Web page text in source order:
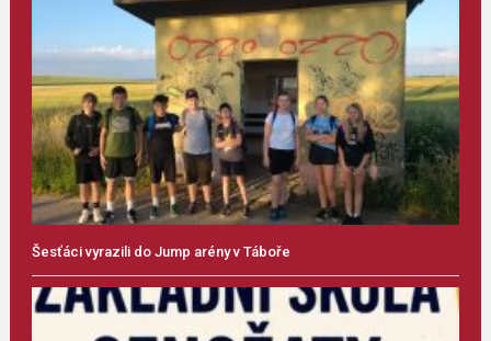
Šesťáci vyrazili do Jump arény v Táboře